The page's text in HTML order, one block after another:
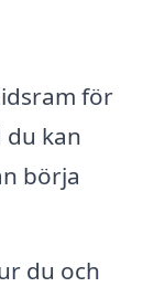
för
kan
börja
du och